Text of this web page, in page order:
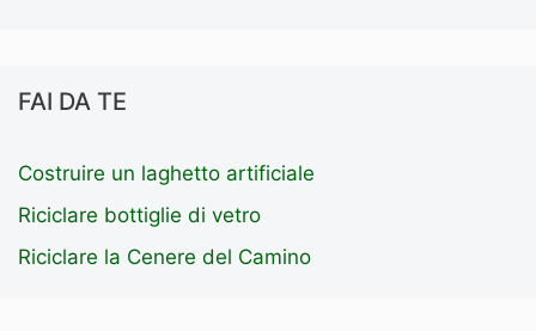
FAI DA TE
Costruire un laghetto artificiale
Riciclare bottiglie di vetro
Riciclare la Cenere del Camino